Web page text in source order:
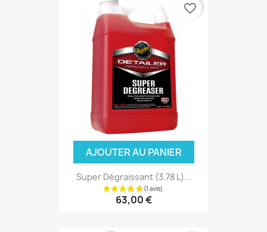
AJOUTER AU PANIER
Super Dégraissant (3.78 L)...
63,00 €
favorite_border